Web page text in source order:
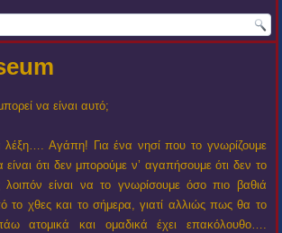
να είναι αυτό;
Αγάπη! Για ένα νησί που το γνωρίζουμε
είναι ότι δεν μπορούμε ν’ αγαπήσουμε ότι δεν το
λοιπόν είναι να το γνωρίσουμε όσο πιο βαθιά
το χθες και το σήμερα, γιατί αλλιώς πως θα το
ατομικά και ομαδικά έχει επακόλουθο….